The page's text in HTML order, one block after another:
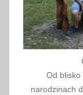
Od
narodzinach